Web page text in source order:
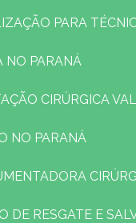
PARA
NO PARANÁ
CIRÚRGICA
NO PARANÁ
DE RESGATE E